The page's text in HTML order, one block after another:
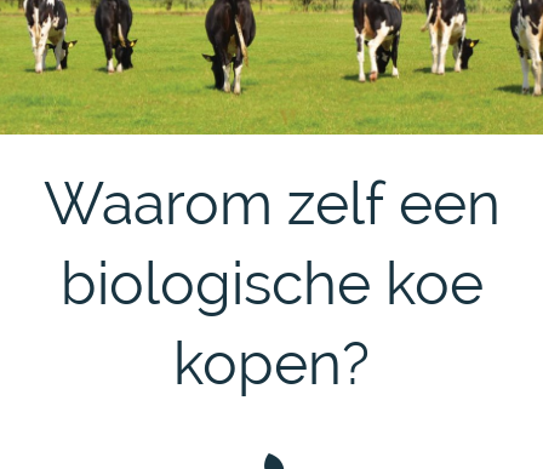
Waarom zelf een
biologische koe
kopen?